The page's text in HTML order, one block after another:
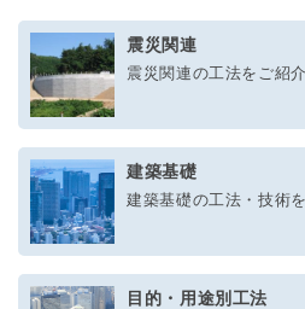
震災関連
震災関連の工法をご紹
建築基礎
建築基礎の工法・技術
目的・用途別工法